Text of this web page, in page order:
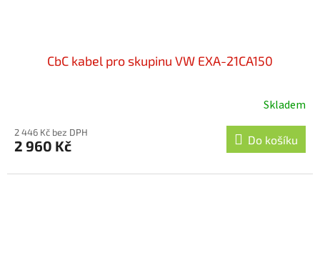
CbC kabel pro skupinu VW EXA-21CA150
Skladem
2 446 Kč bez DPH
2 960 Kč Do košíku